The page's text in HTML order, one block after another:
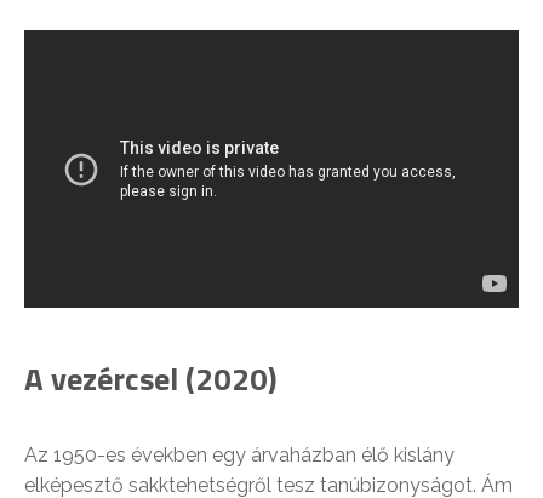
A vezércsel (2020)
Az 1950-es években egy árvaházban élő kislány
elképesztő sakktehetségről tesz tanúbizonyságot. Ám